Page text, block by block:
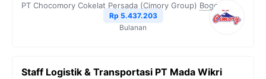
PT Chocomory Cokelat Persada (Cimory Group) Bogor
Rp 5.437.203
Bulanan
Staff Logistik & Transportasi PT Mada Wikri